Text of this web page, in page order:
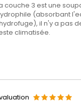
couche 3 est une
(absorbant
il n'y a pas
climatisée.